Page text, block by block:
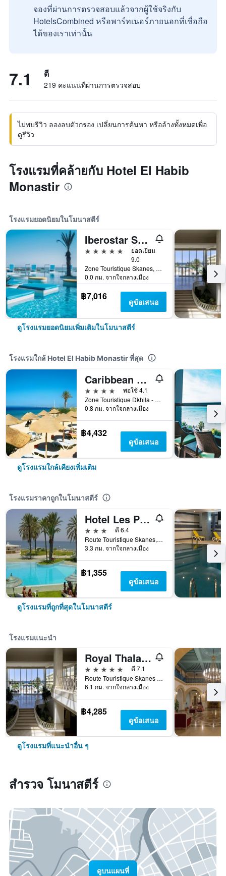
จองที่ผ่านการตรวจสอบแล้วจากผู้ใช้จริงกับ
HotelsCombined หรือพาร์ทเนอร์ภายนอกที่เชื่อถือ
ได้ของเราเท่านั้น
7.1 ดี
219 คะแนนที่ผ่านการตรวจสอบ
ไม่พบรีวิว ลองลบตัวกรอง เปลี่ยนการค้นหา หรือล้างทั้งหมดเพื่อ
ดูรีวิว
โรงแรมที่คล้ายกับ Hotel El Habib
Monastir
โรงแรมยอดนิยมในโมนาสตีร์
Iberostar Selection Kuriat Palace
5 ดาว
ยอดเยี่ยม
9.0
Zone Touristique Skanes, โมนาสตีร์, ตูนิเซีย
0.0 กม. จากใจกลางเมือง
฿7,016 ดูข้อเสนอ
ดูโรงแรมยอดนิยมเพิ่มเติมในโมนาสตีร์
โรงแรมใกล้ Hotel El Habib Monastir ที่สุด
Caribbean World Monastir
4 ดาว
พอใช้ 4.1
Zone Touristique Dkhila - Sahline, BP 5, โมนาสตีร์, ตูนิเซีย
0.8 กม. จากใจกลางเมือง
฿4,432
ดูข้อเสนอ
ดูโรงแรมใกล้เคียงเพิ่มเติม
โรงแรมราคาถูกในโมนาสตีร์
Hotel Les Palmiers
3 ดาว
ดี 6.4
Route Touristique Skanes, โมนาสตีร์, ตูนิเซีย
3.3 กม. จากใจกลางเมือง
฿1,355
ดูข้อเสนอ
ดูโรงแรมที่ถูกที่สุดในโมนาสตีร์
โรงแรมแนะนำ
Royal Thalassa Monastir
5 ดาว
ดี 7.1
Route Touristique Skanes Bp - 75, โมนาสตีร์, ตูนิเซีย
6.1 กม. จากใจกลางเมือง
฿4,285
ดูข้อเสนอ
ดูโรงแรมที่แนะนำอื่น ๆ
สำรวจ โมนาสตีร์
ดูบนแผนที่